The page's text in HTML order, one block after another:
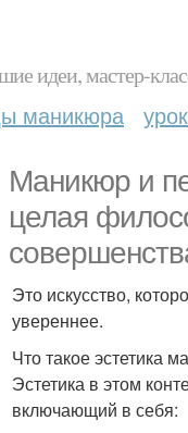
идеи, мастер-
маникюра
Маникюр и
целая
Это искусство,
увереннее.
Что такое эстетика
Эстетика в этом
включающий в себя: